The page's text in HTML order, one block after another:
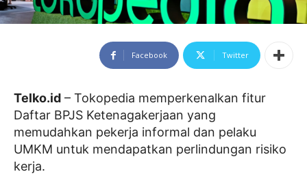
Facebook Twitter
Telko.id – Tokopedia memperkenalkan fitur
Daftar BPJS Ketenagakerjaan yang
memudahkan pekerja informal dan pelaku
UMKM untuk mendapatkan perlindungan risiko
kerja.